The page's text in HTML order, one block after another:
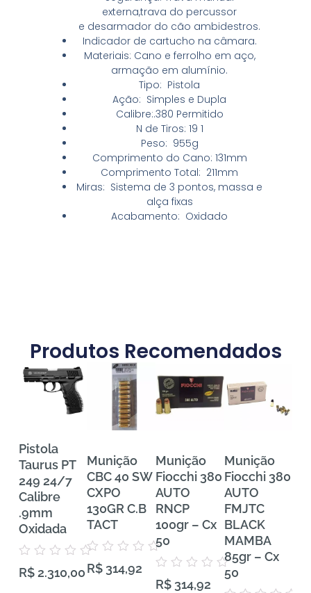
externa,trava do percussor
e desarmador do cão ambidestros.
Indicador de cartucho na câmara.
Materiais: Cano e ferrolho em aço,
armação em alumínio.
Tipo: Pistola
Ação: Simples e Dupla
Calibre:.380 Permitido
N de Tiros: 19 1
Peso: 955g
Comprimento do Cano: 131mm
Comprimento Total: 211mm
Miras: Sistema de 3 pontos, massa e
alça fixas
Acabamento: Oxidado
Produtos Recomendados
Pistola
Taurus PT
249 24/7
Calibre
.9mm
Oxidada
0
R$2.310,00
Munição
CBC 40 SW
CXPO
130GR C.B
TACT
0
R$ 314,92
Munição
Fiocchi 380
AUTO
RNCP
100gr – Cx
50
0
R$ 314,92
Munição
Fiocchi 380
AUTO
FMJTC
BLACK
MAMBA
85gr – Cx
50